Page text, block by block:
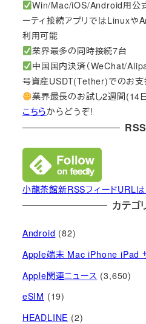
Win/Mac/iOS/Android用公
ーティ接続アプリではLinux
利用可能
業界最多の同時接続7台
中国国内決済（WeChat/
号資産USDT(Tether)でのお支
業界最長のお試し2週間(14
こちらからどうぞ!
RSS
小龍茶館新RSSフィードURLは
カテゴ
Android (82)
Apple端末 Mac iPhone iPad
Apple関連ニュース (3,650)
eSIM (19)
HEADLINE (2)